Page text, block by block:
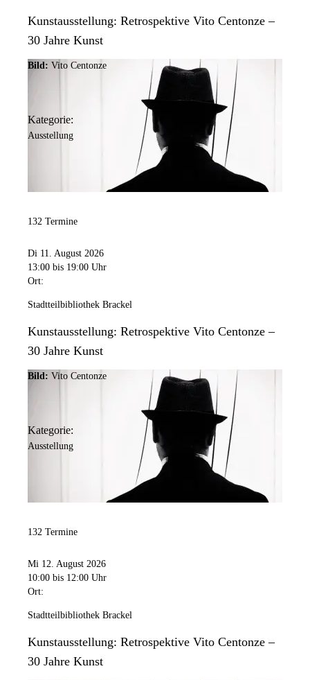
Kunstausstellung: Retrospektive Vito Centonze –
30 Jahre Kunst
Bild: Vito Centonze
Kategorie:
Ausstellung
132 Termine
Di 11. August 2026
13:00 bis 19:00 Uhr
Ort:
Stadtteilbibliothek Brackel
Kunstausstellung: Retrospektive Vito Centonze –
30 Jahre Kunst
Bild: Vito Centonze
Kategorie:
Ausstellung
132 Termine
Mi 12. August 2026
10:00 bis 12:00 Uhr
Ort:
Stadtteilbibliothek Brackel
Kunstausstellung: Retrospektive Vito Centonze –
30 Jahre Kunst